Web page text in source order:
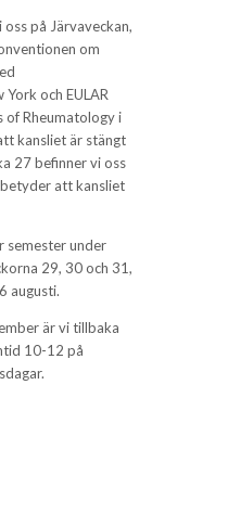
på Järvaveckan,
om
och EULAR
of Rheumatology i
kansliet är stängt
27 befinner vi oss
att kansliet
semester under
29, 30 och 31,
augusti.
är vi tillbaka
10-12 på